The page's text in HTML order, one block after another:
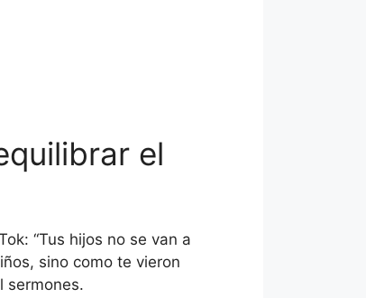
el
“Tus hijos no se van a
sino como te vieron
sermones.